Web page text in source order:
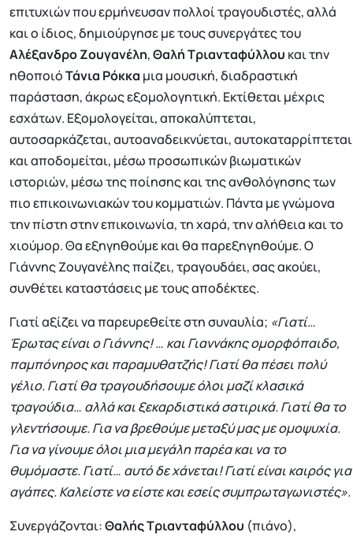
επιτυχιών που ερμήνευσαν πολλοί τραγουδιστές, αλλά
και ο ίδιος, δημιούργησε με τους συνεργάτες του
Αλέξανδρο Ζουγανέλη,Θαλή Τριανταφύλλου και την
ηθοποιόΤάνια Ρόκκα μια μουσική, διαδραστική
παράσταση, άκρως εξομολογητική. Εκτίθεται μέχρις
εσχάτων. Εξομολογείται, αποκαλύπτεται,
αυτοσαρκάζεται, αυτοαναδεικνύεται, αυτοκαταρρίπτεται
και αποδομείται, μέσω προσωπικών βιωματικών
ιστοριών, μέσω της ποίησης και της ανθολόγησης των
πιο επικοινωνιακών του κομματιών. Πάντα με γνώμονα
την πίστη στην επικοινωνία, τη χαρά, την αλήθεια και το
χιούμορ. Θα εξηγηθούμε και θα παρεξηγηθούμε. Ο
Γιάννης Ζουγανέλης παίζει, τραγουδάει, σας ακούει,
συνθέτει καταστάσεις με τους αποδέκτες.
Γιατί αξίζει να παρευρεθείτε στη συναυλία; «Γιατί…
Έρωτας είναι ο Γιάννης! … και Γιαννάκης ομορφόπαιδο,
παμπόνηρος και παραμυθατζής! Γιατί θα πέσει πολύ
γέλιο. Γιατί θα τραγουδήσουμε όλοι μαζί κλασικά
τραγούδια… αλλά και ξεκαρδιστικά σατιρικά. Γιατί θα το
γλεντήσουμε. Για να βρεθούμε μεταξύ μας με ομοψυχία.
Για να γίνουμε όλοι μια μεγάλη παρέα και να το
θυμόμαστε. Γιατί… αυτό δε χάνεται! Γιατί είναι καιρός για
αγάπες. Καλείστε να είστε και εσείς συμπρωταγωνιστές».
Συνεργάζονται:Θαλής Τριανταφύλλου (πιάνο),